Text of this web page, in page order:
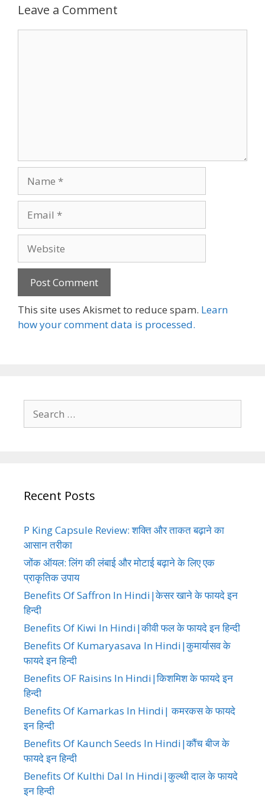
Leave a Comment
This site uses Akismet to reduce spam. Learn
how your comment data is processed.
for:
Recent Posts
P King Capsule Review: शक्ति और ताकत बढ़ाने का
आसान तरीका
जोंक ऑयल: लिंग की लंबाई और मोटाई बढ़ाने के लिए एक
प्राकृतिक उपाय
Benefits Of Saffron In Hindi|केसर खाने के फायदे इन
हिन्दी
Benefits Of Kiwi In Hindi|कीवी फल के फायदे इन हिन्दी
Benefits Of Kumaryasava In Hindi|कुमार्यासव के
फायदे इन हिन्दी
Benefits OF Raisins In Hindi|किशमिश के फायदे इन
हिन्दी
Benefits Of Kamarkas In Hindi| कमरकस के फायदे
इन हिन्दी
Benefits Of Kaunch Seeds In Hindi|कौंच बीज के
फायदे इन हिन्दी
Benefits Of Kulthi Dal In Hindi|कुल्थी दाल के फायदे
इन हिन्दी